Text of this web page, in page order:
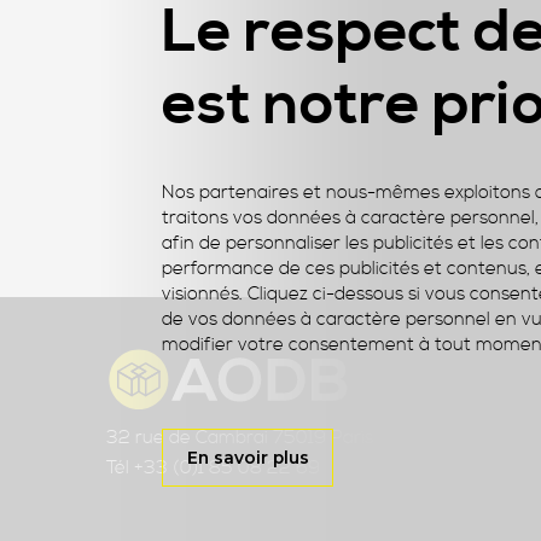
Adresses
32 rue de Cambrai 75019 Paris
Tél +33 (0)1 85 08 22 69
Le respect
est notre
Nos partenaires et nous-mêmes exploitons
traitons vos données à caractère
afin de personnaliser les publicités et les
performance de ces publicités et contenus,
visionnés. Cliquez ci-dessous si vous
de vos données à caractère personnel en
modifier votre consentement à tout
En savoir plus